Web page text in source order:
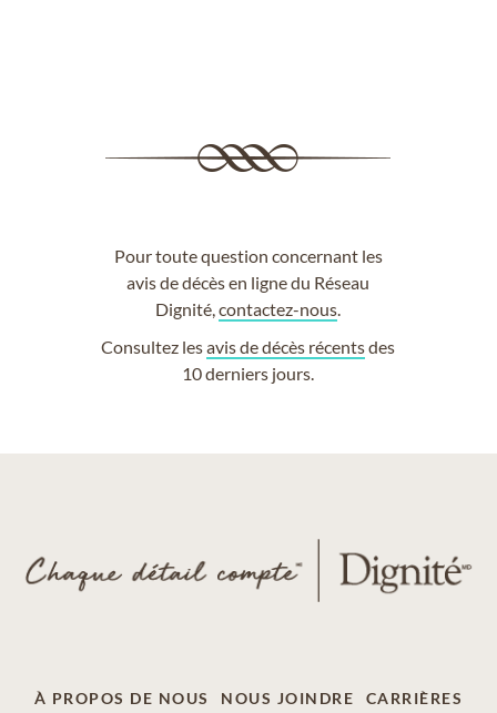
Pour toute question concernant les
avis de décès en ligne du Réseau
Dignité,contactez-nous
Consultez lesavis de décès récentsdes
10 derniers jours.
À PROPOS DE NOUS NOUS JOINDRE CARRIÈRES